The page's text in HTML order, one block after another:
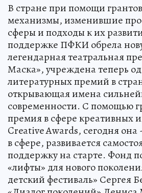
В стране при помощи
механизмы, изменившие
сферы и подходы к их
поддержке ПФКИ обрела
легендарная театральная
Маска», учреждена теперь
литературных премий в
открывающая имена
современности. С помощью
премия в сфере креативных
Creative Awards, сегодня
в сфере, развивается
поддержку на старте. Фонд
«лифты» для нового
детский фестиваль» Сергея